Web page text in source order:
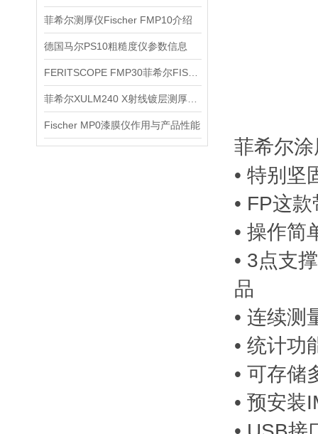
菲希尔测厚仪Fischer FMP10介绍
德国马尔PS10粗糙度仪参数信息
Fischer MP0漆膜仪作用与产品性能
菲希尔
• 特别坚
• FP这
• 操作简
• 3点支
品
• 连续测
• 统计功
• 可存储
• 预安装